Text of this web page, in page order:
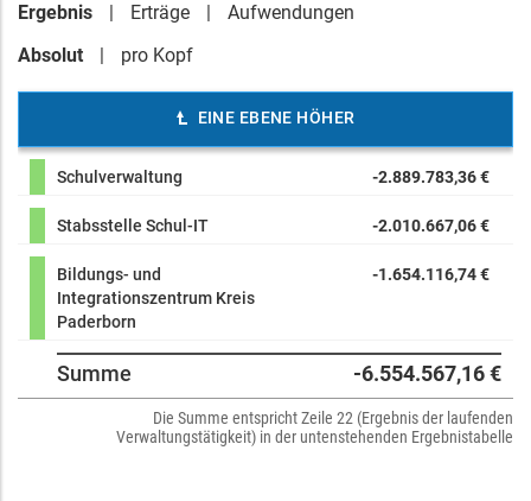
Ergebnis Erträge
Aufwendungen
Absolut
pro Kopf
EINE EBENE HÖHER
Schulverwaltung -2.889.783,36 €
Stabsstelle Schul-IT -2.010.667,06 €
Bildungs- und
Integrationszentrum Kreis
Paderborn
-1.654.116,74 €
Summe -6.554.567,16 €
Die Summe entspricht Zeile 22 (Ergebnis der laufenden
Verwaltungstätigkeit) in der untenstehenden Ergebnistabelle